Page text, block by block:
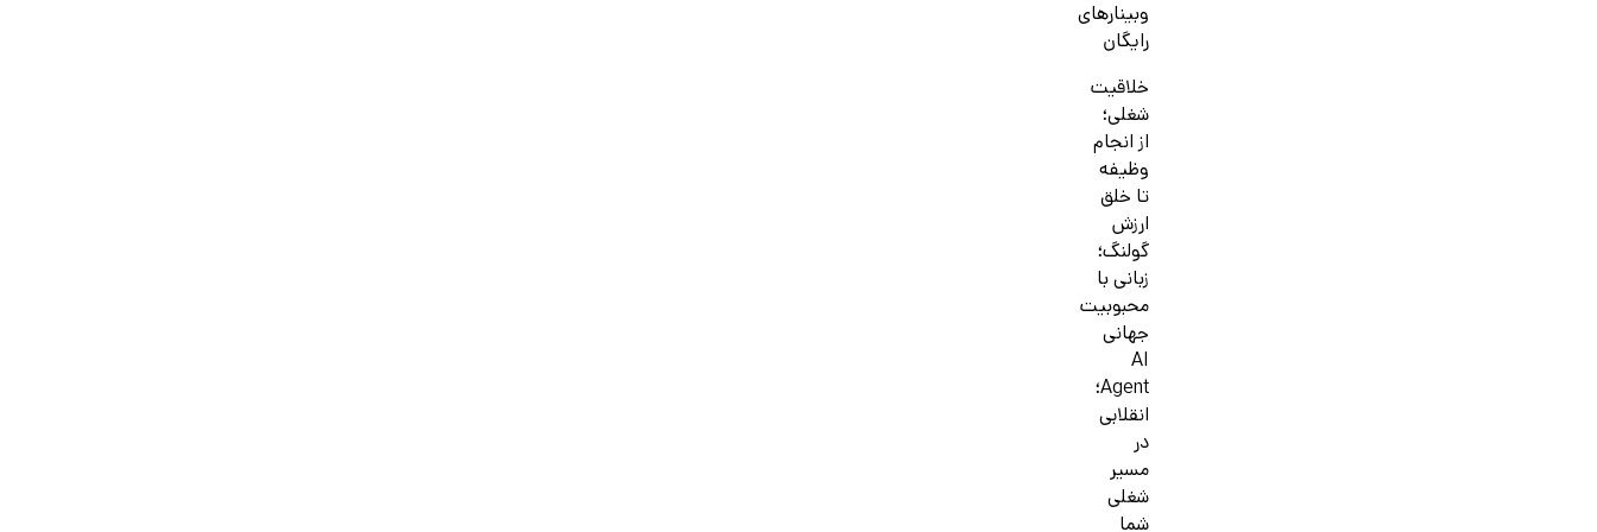
وبینارهای
رایگان
خلاقیت
شغلی؛
از انجام
وظیفه
تا خلق
ارزش
گولنگ؛
زبانی با
محبوبیت
جهانی
AI
Agent؛
انقلابی
در
مسیر
شغلی